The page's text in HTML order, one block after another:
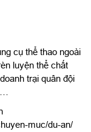
cụ thể thao ngoài
luyện thể chất
trại quân đội
muc/du-an/